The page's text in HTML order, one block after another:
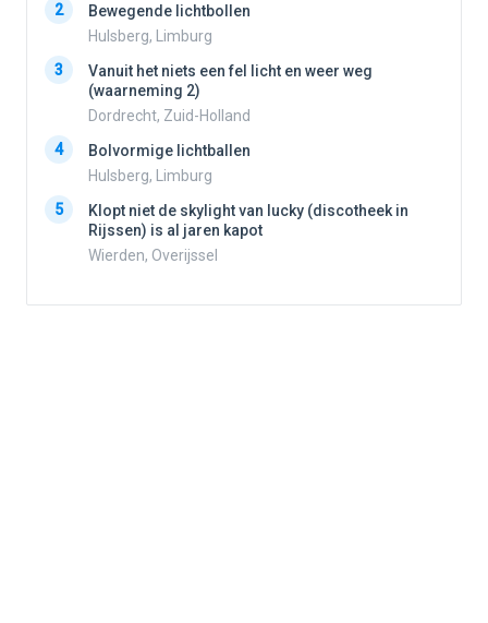
2
Bewegende lichtbollen
Hulsberg, Limburg
3
Vanuit het niets een fel licht en weer weg
(waarneming 2)
Dordrecht, Zuid-Holland
4
Bolvormige lichtballen
Hulsberg, Limburg
5
Klopt niet de skylight van lucky (discotheek in
Rijssen) is al jaren kapot
Wierden, Overijssel